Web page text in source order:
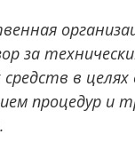
за
в целях
процедур и